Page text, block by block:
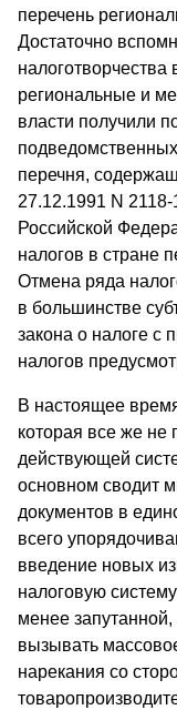
перечень
Достаточно
налоготворчества
региональные и
власти получили
перечня,
27.12.1991 N
Российской
налогов в стране
Отмена ряда
в большинстве
закона о налоге
налогов
В настоящее
которая все же не
действующей
основном сводит
документов в
всего
введение новых
налоговую
менее
вызывать
нарекания со